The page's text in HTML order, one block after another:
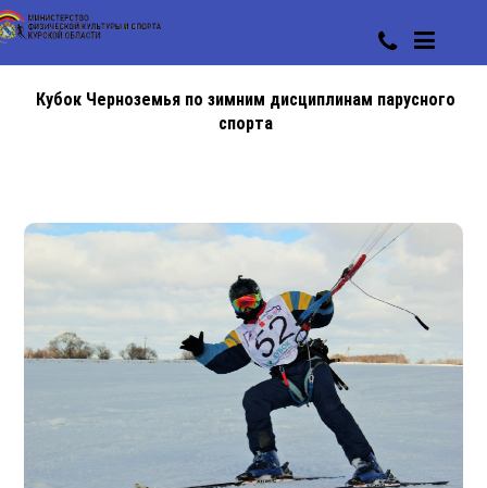
Кубок Черноземья по зимним дисциплинам парусного
спорта